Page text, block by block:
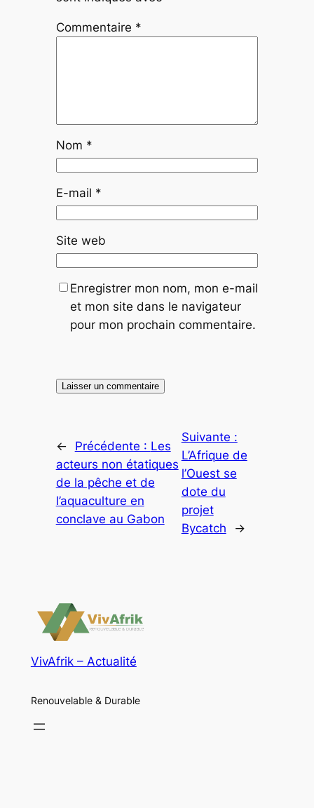
Commentaire *
Nom *
E-mail *
Site web
Enregistrer mon nom, mon e-mail
et mon site dans le navigateur
pour mon prochain commentaire.
← Précédente : Les
acteurs non étatiques
de la pêche et de
l’aquaculture en
conclave au Gabon
Suivante :
L’Afrique de
l’Ouest se
dote du
projet
Bycatch
→
VivAfrik – Actualité
Renouvelable & Durable